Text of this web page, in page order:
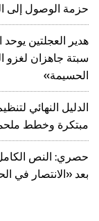
حزمة الوصول إلى
هدير العجلتين
سبتة جاهزان لغزو
الحسيمة»
الدليل النهائي
مبتكرة وخطط
حصري: النص الكامل
بعد «الانتصار في